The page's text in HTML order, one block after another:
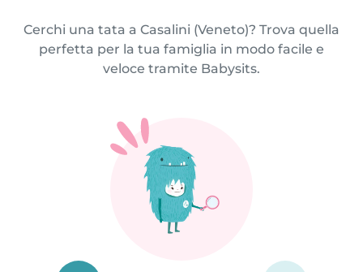
Cerchi una tata a Casalini (Veneto)? Trova quella
perfetta per la tua famiglia in modo facile e
veloce tramite Babysits.